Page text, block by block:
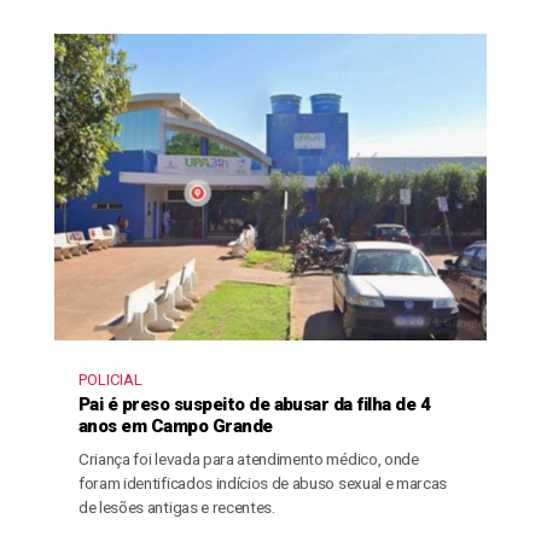
POLICIAL
Pai é preso suspeito de abusar da filha de 4
anos em Campo Grande
Criança foi levada para atendimento médico, onde
foram identificados indícios de abuso sexual e marcas
de lesões antigas e recentes.